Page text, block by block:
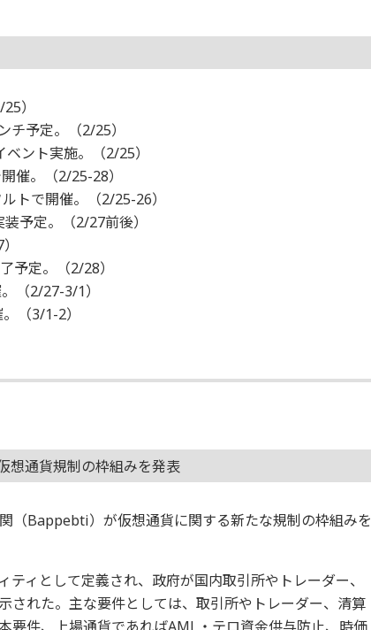
）
チ予定。（2/25）
ント実施。（2/25）
催。（2/25-28）
トで開催。（2/25-26）
予定。（2/27前後）
予定。（2/28）
（2/27-3/1）
（3/1-2）
想通貨規制の枠組みを発表
（Bappebti）が仮想通貨に関する新たな規制の枠組みを
ィとして定義され、政府が国内取引所やトレーダー、
された。主な要件としては、取引所やトレーダー、清算